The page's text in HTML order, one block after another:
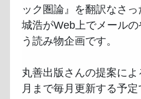
ック圏論』を翻訳なさ
城浩がWeb上でメール
う読み物企画です。
丸善出版さんの提案に
月まで毎月更新する予定